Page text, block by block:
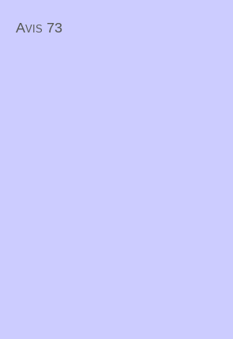
Avis 73